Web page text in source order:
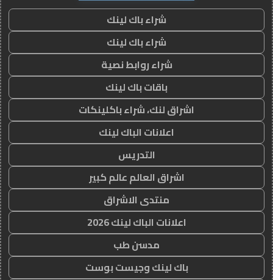
شراء باك لينك
شراء باك لينك
شراء روابط نصية
باقات باك لينك
اشراق لنك، شراء باكلينكات
اعلانات الباك لينك
التدريس
اشراق العالم عالم كبير
منتدى الاشراق
اعلانات الباك لينك 2026
مدسن طب
باك لينك وجيست بوست